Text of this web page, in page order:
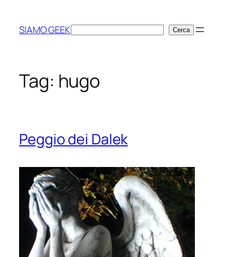
contenuto
SIAMO GEEKCerca Cerca
Tag: hugo
Peggio dei Dalek